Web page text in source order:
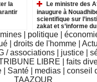
la
Le ministre des
inaugure à
scientifique sur
zakat et s’informe
institutions relevant
politique
|droits de l'homme |
/ associations justice
LIBRE
faits
Santé medias |conseil
TAAZOUR